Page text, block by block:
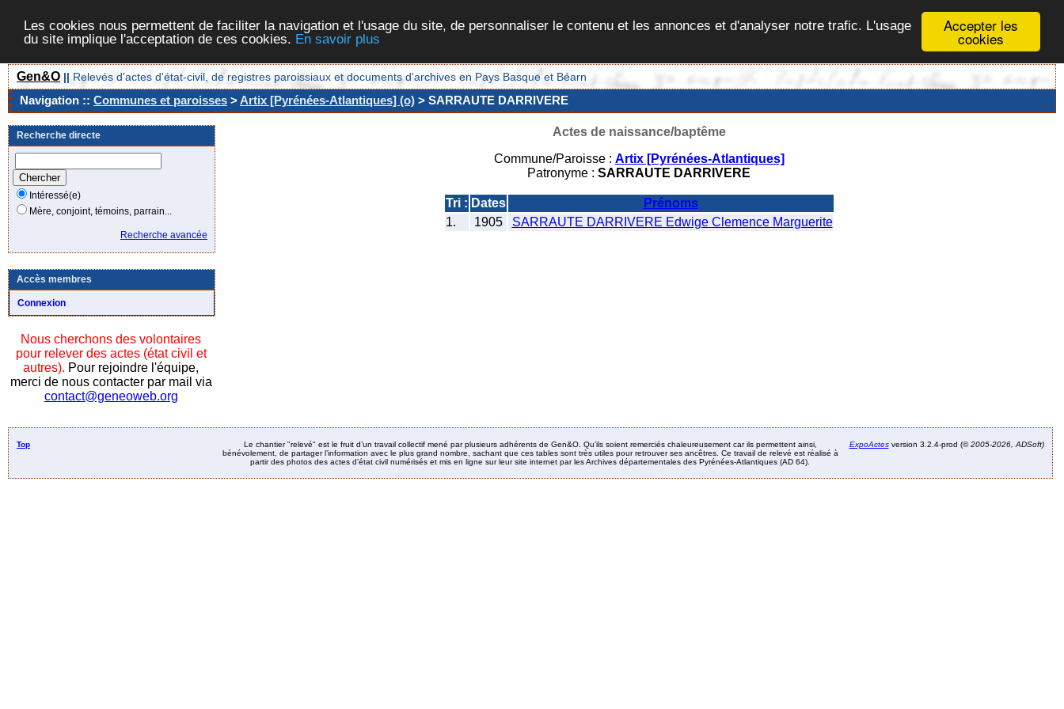
Accepter les
cookies
Les cookies nous permettent de faciliter la navigation et l'usage du site, de personnaliser le contenu et les annonces et d'analyser notre trafic. L'usage
du site implique l'acceptation de ces cookies. En savoir plus
Gen&O || Relevés d'actes d'état-civil, de registres paroissiaux et documents d'archives en Pays Basque et Béarn
Navigation :: Communes et paroisses >Artix [Pyrénées-Atlantiques] (o) > SARRAUTE DARRIVERE
Recherche directe
Intéressé(e)
Mère, conjoint, témoins, parrain...
Recherche avancée
Accès membres
Connexion
Nous cherchons des volontaires
pour relever des actes (état civil et
autres). Pour rejoindre l'équipe,
merci de nous contacter par mail via
contact@geneoweb.org
Actes de naissance/baptême
Commune/Paroisse : Artix [Pyrénées-Atlantiques]
Patronyme : SARRAUTE DARRIVERE
Tri : Dates
Prénoms
1.
1905 SARRAUTE DARRIVERE Edwige Clemence Marguerite
Top
Le chantier "relevé" est le fruit d’un travail collectif mené par plusieurs adhérents de Gen&O. Qu’ils soient remerciés chaleureusement car ils permettent ainsi,
bénévolement, de partager l’information avec le plus grand nombre, sachant que ces tables sont très utiles pour retrouver ses ancêtres. Ce travail de relevé est réalisé à
partir des photos des actes d’état civil numérisés et mis en ligne sur leur site internet par les Archives départementales des Pyrénées-Atlantiques (AD 64).
ExpoActesversion 3.2.4-prod (©2005-2026, ADSoft)